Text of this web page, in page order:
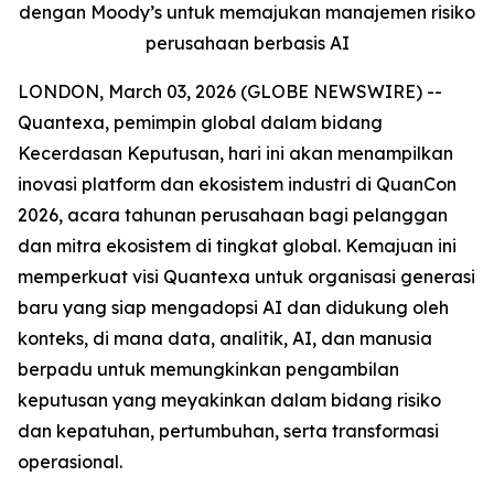
dengan Moody’s untuk memajukan manajemen risiko
perusahaan berbasis AI
LONDON, March 03, 2026 (GLOBE NEWSWIRE) --
Quantexa, pemimpin global dalam bidang
Kecerdasan Keputusan, hari ini akan menampilkan
inovasi platform dan ekosistem industri di QuanCon
2026, acara tahunan perusahaan bagi pelanggan
dan mitra ekosistem di tingkat global. Kemajuan ini
memperkuat visi Quantexa untuk organisasi generasi
baru yang siap mengadopsi AI dan didukung oleh
konteks, di mana data, analitik, AI, dan manusia
berpadu untuk memungkinkan pengambilan
keputusan yang meyakinkan dalam bidang risiko
dan kepatuhan, pertumbuhan, serta transformasi
operasional.